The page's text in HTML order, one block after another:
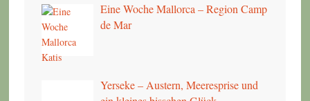
Eine Woche Mallorca – Region Camp
de Mar
Yerseke – Austern, Meeresprise und